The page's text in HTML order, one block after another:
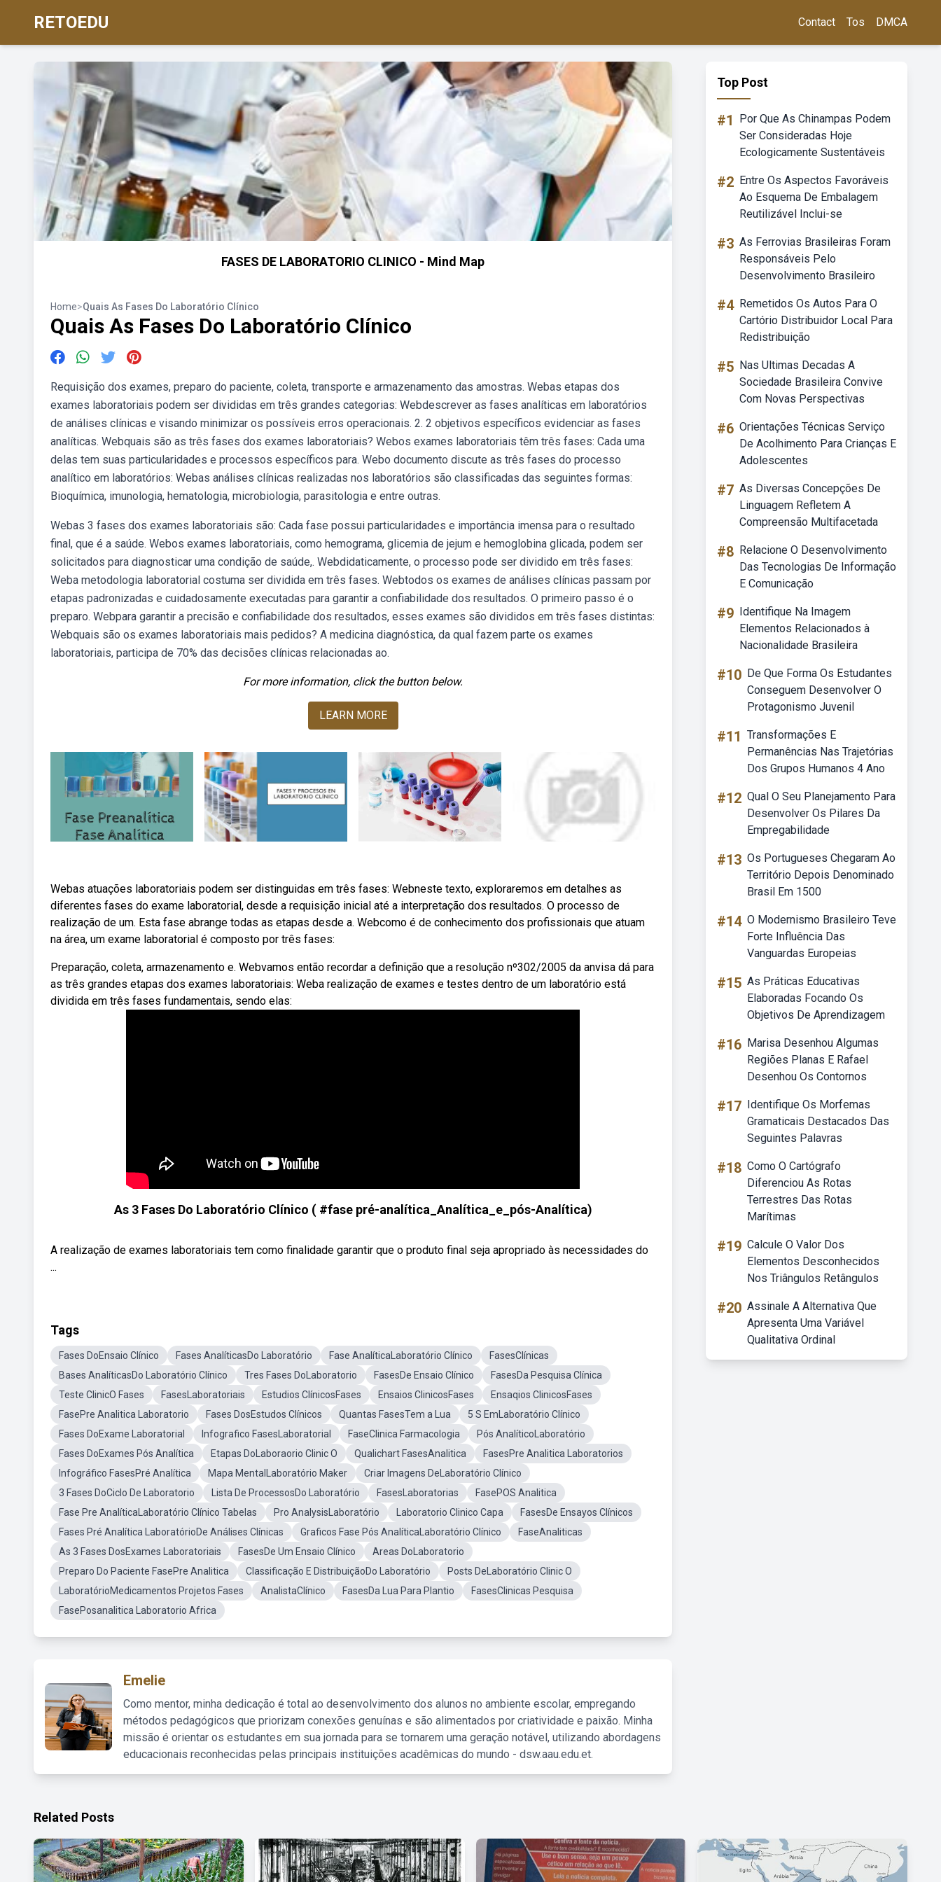
RETOEDU Contact Tos DMCA
FASES DE LABORATORIO CLINICO - Mind Map
Home>Quais As Fases Do Laboratório Clínico
Quais As Fases Do Laboratório Clínico
Requisição dos exames, preparo do paciente, coleta, transporte e armazenamento das amostras. Webas etapas dos
exames laboratoriais podem ser divididas em três grandes categorias: Webdescrever as fases analíticas em laboratórios
de análises clínicas e visando minimizar os possíveis erros operacionais. 2. 2 objetivos específicos evidenciar as fases
analíticas. Webquais são as três fases dos exames laboratoriais? Webos exames laboratoriais têm três fases: Cada uma
delas tem suas particularidades e processos específicos para. Webo documento discute as três fases do processo
analítico em laboratórios: Webas análises clínicas realizadas nos laboratórios são classificadas das seguintes formas:
Bioquímica, imunologia, hematologia, microbiologia, parasitologia e entre outras.
Webas 3 fases dos exames laboratoriais são: Cada fase possui particularidades e importância imensa para o resultado
final, que é a saúde. Webos exames laboratoriais, como hemograma, glicemia de jejum e hemoglobina glicada, podem ser
solicitados para diagnosticar uma condição de saúde,. Webdidaticamente, o processo pode ser dividido em três fases:
Weba metodologia laboratorial costuma ser dividida em três fases. Webtodos os exames de análises clínicas passam por
etapas padronizadas e cuidadosamente executadas para garantir a confiabilidade dos resultados. O primeiro passo é o
preparo. Webpara garantir a precisão e confiabilidade dos resultados, esses exames são divididos em três fases distintas:
Webquais são os exames laboratoriais mais pedidos? A medicina diagnóstica, da qual fazem parte os exames
laboratoriais, participa de 70% das decisões clínicas relacionadas ao.
For more information, click the button below.
LEARN MORE
Webas atuações laboratoriais podem ser distinguidas em três fases: Webneste texto, exploraremos em detalhes as
diferentes fases do exame laboratorial, desde a requisição inicial até a interpretação dos resultados. O processo de
realização de um. Esta fase abrange todas as etapas desde a. Webcomo é de conhecimento dos profissionais que atuam
na área, um exame laboratorial é composto por três fases:
Preparação, coleta, armazenamento e. Webvamos então recordar a definição que a resolução nº302/2005 da anvisa dá para
as três grandes etapas dos exames laboratoriais: Weba realização de exames e testes dentro de um laboratório está
dividida em três fases fundamentais, sendo elas:
As 3 Fases Do Laboratório Clínico ( #fase pré-analítica_Analítica_e_pós-Analítica)
A realização de exames laboratoriais tem como finalidade garantir que o produto final seja apropriado às necessidades do
...
Tags
Fases DoEnsaio Clínico Fases AnalíticasDo Laboratório Fase AnalíticaLaboratório Clínico
FasesClínicas
Bases AnalíticasDo Laboratório Clínico
Tres Fases DoLaboratorio FasesDe Ensaio Clínico
FasesDa Pesquisa Clínica
Teste ClinicO Fases
FasesLaboratoriais Estudios ClínicosFases Ensaios ClinicosFases
Ensaqios ClinicosFases
FasePre Analitica Laboratorio
Fases DosEstudos Clínicos Quantas FasesTem a Lua
5 S EmLaboratório Clínico
Fases DoExame Laboratorial
Infografico FasesLaboratorial FaseClinica Farmacologia
Pós AnalíticoLaboratório
Fases DoExames Pós Analítica
Etapas DoLaboraorio Clinic O Qualichart FasesAnalitica
FasesPre Analitica Laboratorios
Infográfico FasesPré Analítica
Mapa MentalLaboratório Maker
Criar Imagens DeLaboratório Clínico
3 Fases DoCiclo De Laboratorio
Lista De ProcessosDo Laboratório FasesLaboratorias
FasePOS Analitica
Fase Pre AnalíticaLaboratório Clínico Tabelas
Pro AnalysisLaboratório Laboratorio Clinico Capa
FasesDe Ensayos Clínicos
Fases Pré Analítica LaboratórioDe Análises Clínicas
Graficos Fase Pós AnalíticaLaboratório Clínico
FaseAnaliticas
As 3 Fases DosExames Laboratoriais
FasesDe Um Ensaio Clínico
Areas DoLaboratorio
Preparo Do Paciente FasePre Analitica
Classificação E DistribuiçãoDo Laboratório
Posts DeLaboratório Clinic O
LaboratórioMedicamentos Projetos Fases
AnalistaClínico FasesDa Lua Para Plantio
FasesClinicas Pesquisa
FasePosanalitica Laboratorio Africa
Emelie
Como mentor, minha dedicação é total ao desenvolvimento dos alunos no ambiente escolar, empregando
métodos pedagógicos que priorizam conexões genuínas e são alimentados por criatividade e paixão. Minha
missão é orientar os estudantes em sua jornada para se tornarem uma geração notável, utilizando abordagens
educacionais reconhecidas pelas principais instituições acadêmicas do mundo - dsw.aau.edu.et.
Top Post
#1
Por Que As Chinampas Podem
Ser Consideradas Hoje
Ecologicamente Sustentáveis
#2 Entre Os Aspectos Favoráveis
Ao Esquema De Embalagem
Reutilizável Inclui-se
#3 As Ferrovias Brasileiras Foram
Responsáveis Pelo
Desenvolvimento Brasileiro
#4 Remetidos Os Autos Para O
Cartório Distribuidor Local Para
Redistribuição
#5 Nas Ultimas Decadas A
Sociedade Brasileira Convive
Com Novas Perspectivas
#6 Orientações Técnicas Serviço
De Acolhimento Para Crianças E
Adolescentes
#7 As Diversas Concepções De
Linguagem Refletem A
Compreensão Multifacetada
#8 Relacione O Desenvolvimento
Das Tecnologias De Informação
E Comunicação
#9 Identifique Na Imagem
Elementos Relacionados à
Nacionalidade Brasileira
#10 De Que Forma Os Estudantes
Conseguem Desenvolver O
Protagonismo Juvenil
#11 Transformações E
Permanências Nas Trajetórias
Dos Grupos Humanos 4 Ano
#12 Qual O Seu Planejamento Para
Desenvolver Os Pilares Da
Empregabilidade
#13 Os Portugueses Chegaram Ao
Território Depois Denominado
Brasil Em 1500
#14 O Modernismo Brasileiro Teve
Forte Influência Das
Vanguardas Europeias
#15 As Práticas Educativas
Elaboradas Focando Os
Objetivos De Aprendizagem
#16 Marisa Desenhou Algumas
Regiões Planas E Rafael
Desenhou Os Contornos
#17 Identifique Os Morfemas
Gramaticais Destacados Das
Seguintes Palavras
#18 Como O Cartógrafo
Diferenciou As Rotas
Terrestres Das Rotas
Marítimas
#19 Calcule O Valor Dos
Elementos Desconhecidos
Nos Triângulos Retângulos
#20 Assinale A Alternativa Que
Apresenta Uma Variável
Qualitativa Ordinal
Related Posts